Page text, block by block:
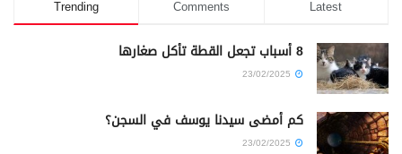
Trending Comments Latest
8 أسباب تجعل القطة تأكل صغارها
كم أمضى سيدنا يوسف في السجن؟